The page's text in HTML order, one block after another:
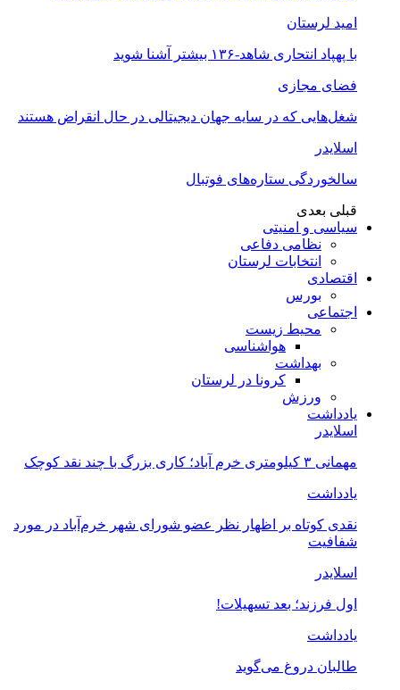
امید لرستان
با پهپاد انتحاری شاهد-۱۳۶ بیشتر آشنا شوید
فضای مجازی
شغل‌‌هایی که در سایه جهان دیجیتالی در حال انقراض هستند
اسلایدر
سالخوردگی ستاره‌های فوتبال
قبلی بعدی
سیاسی و امنیتی
نظامی دفاعی
انتخابات لرستان
اقتصادی
بورس
اجتماعی
محیط زیست
هواشناسی
بهداشت
کرونا در لرستان
ورزش
یادداشت
اسلایدر
مهمانی ۳ کیلومتری خرم آباد؛ کاری بزرگ با چند نقد کوچک
یادداشت
نقدی کوتاه بر اظهار نظر عضو شورای شهر خرم‌آباد در مورد
شفافیت
اسلایدر
اول فرزند؛ بعد تسهیلات!
یادداشت
طالبان دروغ می‌گوید